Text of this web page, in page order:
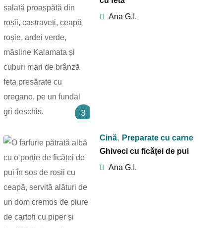
3
Ana G.I.
Cină, Preparate cu carne
Ghiveci cu ficăței de pui
Ana G.I.